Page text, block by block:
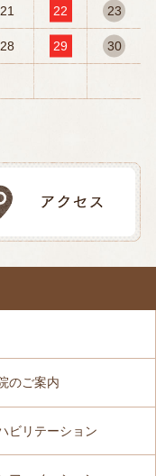
21 22 23
28 29 30
のご案内
ビリテーション